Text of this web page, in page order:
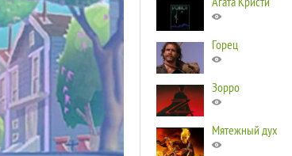
Горец
Зорро
Мятежный дух